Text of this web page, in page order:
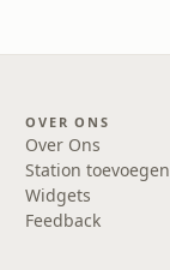
OVER ONS
Over Ons
Station toevoegen
Widgets
Feedback